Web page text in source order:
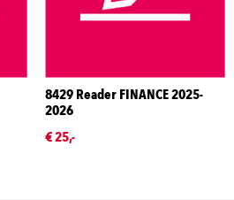
8429 Reader FINANCE 2025-
2026
€ 25,-